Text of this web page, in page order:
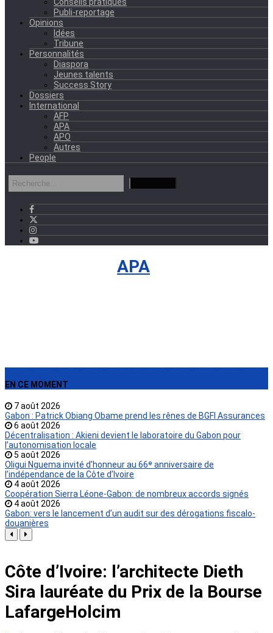
Publi-reportage
Opinions
Idées
Tribune
Personnalités
Diaspora
Jeunes talents
Success Story
Dossiers
International
AFP
APA
APO
Autres
People
APA
EN CE MOMENT
7 août 2026
Gabon : Patrick Obiang Obame prend les rênes de BGFI Assurances
6 août 2026
Décentralisation : Akieni devient le laboratoire du Gabon pour
l’autonomisation locale
5 août 2026
Oligui Nguema invité d’honneur au 66ᵉ anniversaire de
l’indépendance de la Côte d’Ivoire
4 août 2026
Coopération Sierra Léone-Gabon: de nombreux accords signés
4 août 2026
Gabon: vers le lancement d’un audit sur des dérogations fiscalo-
douanières
Côte d’Ivoire: l’architecte Dieth
Sira lauréate du Prix de la Bourse
LafargeHolcim